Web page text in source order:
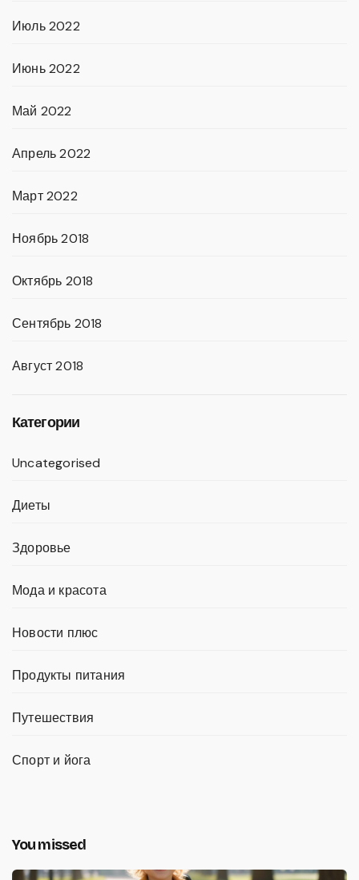
Июль 2022
Июнь 2022
Май 2022
Апрель 2022
Март 2022
Ноябрь 2018
Октябрь 2018
Сентябрь 2018
Август 2018
Категории
Uncategorised
Диеты
Здоровье
Мода и красота
Новости плюс
Продукты питания
Путешествия
Спорт и йога
You missed